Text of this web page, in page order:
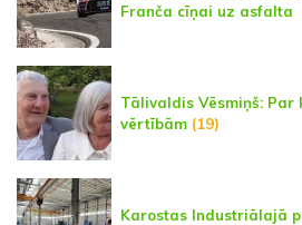
Franča cīņai uz asfalta
Tālivaldis Vēsmiņš: Par
vērtībām (19)
Karostas Industriālajā